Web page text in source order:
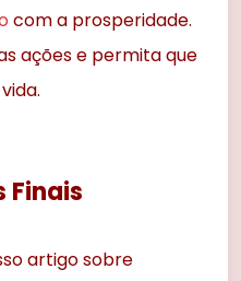
com a prosperidade.
ações e permita que
Finais
artigo sobre